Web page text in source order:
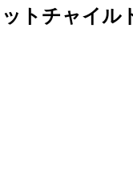
トチャイ